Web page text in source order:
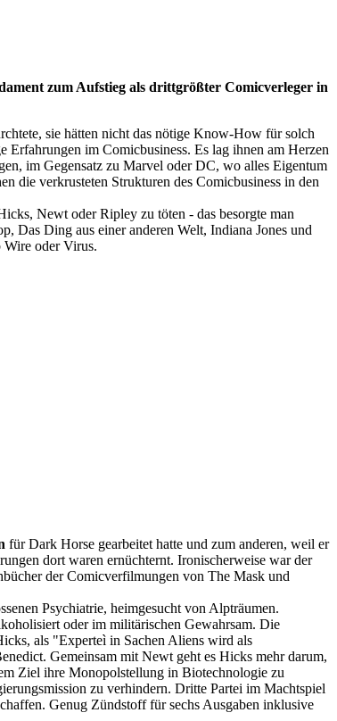
zum Aufstieg als drittgrößter Comicverleger in
sie hätten nicht das nötige Know-How für solch
Erfahrungen im Comicbusiness. Es lag ihnen am Herzen
im Gegensatz zu Marvel oder DC, wo alles Eigentum
die verkrusteten Strukturen des Comicbusiness in den
Newt oder Ripley zu töten - das besorgte man
Das Ding aus einer anderen Welt, Indiana Jones und
Wire oder Virus.
für Dark Horse gearbeitet hatte und zum anderen, weil er
dort waren ernüchternt. Ironischerweise war der
der Comicverfilmungen von The Mask und
Psychiatrie, heimgesucht von Alpträumen.
oder im militärischen Gewahrsam. Die
als "Experteì in Sachen Aliens wird als
Gemeinsam mit Newt geht es Hicks mehr darum,
Ziel ihre Monopolstellung in Biotechnologie zu
zu verhindern. Dritte Partei im Machtspiel
Genug Zündstoff für sechs Ausgaben inklusive